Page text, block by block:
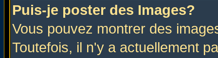
Puis-je poster des Images?
Vous pouvez montrer des
Toutefois, il n'y a actuellement